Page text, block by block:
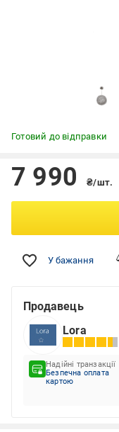
Готовий до відправки
7 990 ₴/шт.
У бажання
Продавець
Lora
Надійні транзакції
Безпечна оплата
картою